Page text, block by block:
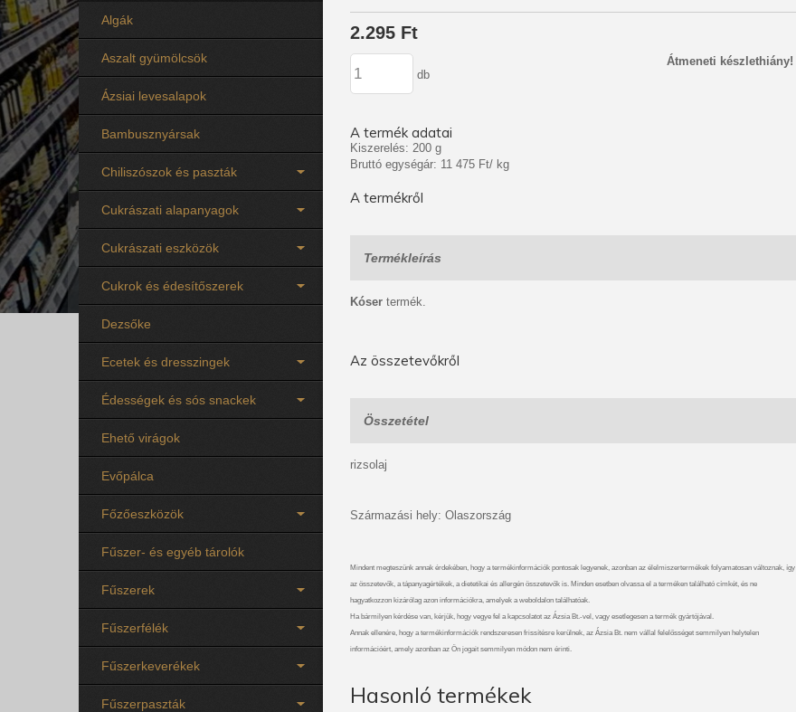
Algák
Aszalt gyümölcsök
Ázsiai levesalapok
Bambusznyársak
Chiliszószok és paszták
Cukrászati alapanyagok
Cukrászati eszközök
Cukrok és édesítőszerek
Dezsőke
Ecetek és dresszingek
Édességek és sós snackek
Ehető virágok
Evőpálca
Főzőeszközök
Fűszer- és egyéb tárolók
Fűszerek
Fűszerfélék
Fűszerkeverékek
Fűszerpaszták
2.295 Ft
db
Átmeneti készlethiány!
A termék adatai
Kiszerelés: 200 g
Bruttó egységár: 11 475 Ft/ kg
A termékről
Termékleírás
Kóser termék.
Az összetevőkről
Összetétel
rizsolaj
Származási hely: Olaszország
Mindent megteszünk annak érdekében, hogy a termékinformációk pontosak legyenek, azonban az élelmiszertermékek folyamatosan változnak, így
az összetevők, a tápanyagértékek, a dietetikai és allergén összetevők is. Minden esetben olvassa el a terméken található címkét, és ne
hagyatkozzon kizárólag azon információkra, amelyek a weboldalon találhatóak.
Ha bármilyen kérdése van, kérjük, hogy vegye fel a kapcsolatot az Ázsia Bt.-vel, vagy esetlegesen a termék gyártójával.
Annak ellenére, hogy a termékinformációk rendszeresen frissítésre kerülnek, az Ázsia Bt. nem vállal felelősséget semmilyen helytelen
információért, amely azonban az Ön jogait semmilyen módon nem érinti.
Hasonló termékek